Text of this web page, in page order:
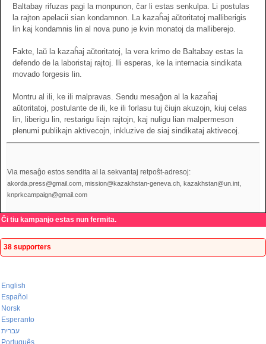
Baltabay rifuzas pagi la monpunon, ĉar li estas senkulpa. Li postulas
la rajton apelacii sian kondamnon. La kazaĥaj aŭtoritatoj malliberigis
lin kaj kondamnis lin al nova puno je kvin monatoj da malliberejo.
Fakte, laŭ la kazaĥaj aŭtoritatoj, la vera krimo de Baltabay estas la
defendo de la laboristaj rajtoj. Ili esperas, ke la internacia sindikata
movado forgesis lin.
Montru al ili, ke ili malpravas. Sendu mesaĝon al la kazaĥaj
aŭtoritatoj, postulante de ili, ke ili forlasu tuj ĉiujn akuzojn, kiuj celas
lin, liberigu lin, restarigu liajn rajtojn, kaj nuligu lian malpermeson
plenumi publikajn aktivecojn, inkluzive de siaj sindikataj aktivecoj.
Via mesaĝo estos sendita al la sekvantaj retpoŝt-adresoj:
akorda.press@gmail.com, mission@kazakhstan-geneva.ch, kazakhstan@un.int,
knprkcampaign@gmail.com
Ĉi tiu kampanjo estas nun fermita.
38 supporters
English
Español
Norsk
Esperanto
עברית
Português